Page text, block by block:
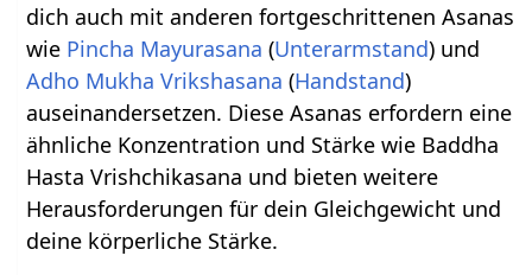
dich auch mit anderen fortgeschrittenen Asanas
wie Pincha Mayurasana (Unterarmstand) und
Adho Mukha Vrikshasana (Handstand)
auseinandersetzen. Diese Asanas erfordern eine
ähnliche Konzentration und Stärke wie Baddha
Hasta Vrishchikasana und bieten weitere
Herausforderungen für dein Gleichgewicht und
deine körperliche Stärke.